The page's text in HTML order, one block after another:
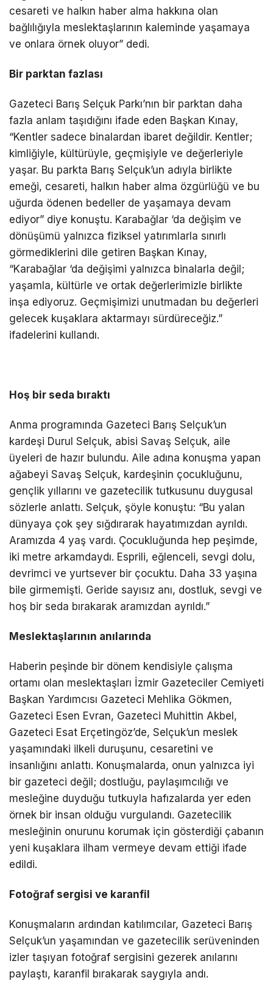
cesareti ve halkın haber alma hakkına olan
bağlılığıyla meslektaşlarının kaleminde yaşamaya
ve onlara örnek oluyor” dedi.
Bir parktan fazlası
Gazeteci Barış Selçuk Parkı’nın bir parktan daha
fazla anlam taşıdığını ifade eden Başkan Kınay,
“Kentler sadece binalardan ibaret değildir. Kentler;
kimliğiyle, kültürüyle, geçmişiyle ve değerleriyle
yaşar. Bu parkta Barış Selçuk’un adıyla birlikte
emeği, cesareti, halkın haber alma özgürlüğü ve bu
uğurda ödenen bedeller de yaşamaya devam
ediyor” diye konuştu. Karabağlar ‘da değişim ve
dönüşümü yalnızca fiziksel yatırımlarla sınırlı
görmediklerini dile getiren Başkan Kınay,
“Karabağlar ‘da değişimi yalnızca binalarla değil;
yaşamla, kültürle ve ortak değerlerimizle birlikte
inşa ediyoruz. Geçmişimizi unutmadan bu değerleri
gelecek kuşaklara aktarmayı sürdüreceğiz.”
ifadelerini kullandı.
Hoş bir seda bıraktı
Anma programında Gazeteci Barış Selçuk’un
kardeşi Durul Selçuk, abisi Savaş Selçuk, aile
üyeleri de hazır bulundu. Aile adına konuşma yapan
ağabeyi Savaş Selçuk, kardeşinin çocukluğunu,
gençlik yıllarını ve gazetecilik tutkusunu duygusal
sözlerle anlattı. Selçuk, şöyle konuştu: “Bu yalan
dünyaya çok şey sığdırarak hayatımızdan ayrıldı.
Aramızda 4 yaş vardı. Çocukluğunda hep peşimde,
iki metre arkamdaydı. Esprili, eğlenceli, sevgi dolu,
devrimci ve yurtsever bir çocuktu. Daha 33 yaşına
bile girmemişti. Geride sayısız anı, dostluk, sevgi ve
hoş bir seda bırakarak aramızdan ayrıldı.”
Meslektaşlarının anılarında
Haberin peşinde bir dönem kendisiyle çalışma
ortamı olan meslektaşları İzmir Gazeteciler Cemiyeti
Başkan Yardımcısı Gazeteci Mehlika Gökmen,
Gazeteci Esen Evran, Gazeteci Muhittin Akbel,
Gazeteci Esat Erçetingöz’de, Selçuk’un meslek
yaşamındaki ilkeli duruşunu, cesaretini ve
insanlığını anlattı. Konuşmalarda, onun yalnızca iyi
bir gazeteci değil; dostluğu, paylaşımcılığı ve
mesleğine duyduğu tutkuyla hafızalarda yer eden
örnek bir insan olduğu vurgulandı. Gazetecilik
mesleğinin onurunu korumak için gösterdiği çabanın
yeni kuşaklara ilham vermeye devam ettiği ifade
edildi.
Fotoğraf sergisi ve karanfil
Konuşmaların ardından katılımcılar, Gazeteci Barış
Selçuk’un yaşamından ve gazetecilik serüveninden
izler taşıyan fotoğraf sergisini gezerek anılarını
paylaştı, karanfil bırakarak saygıyla andı.